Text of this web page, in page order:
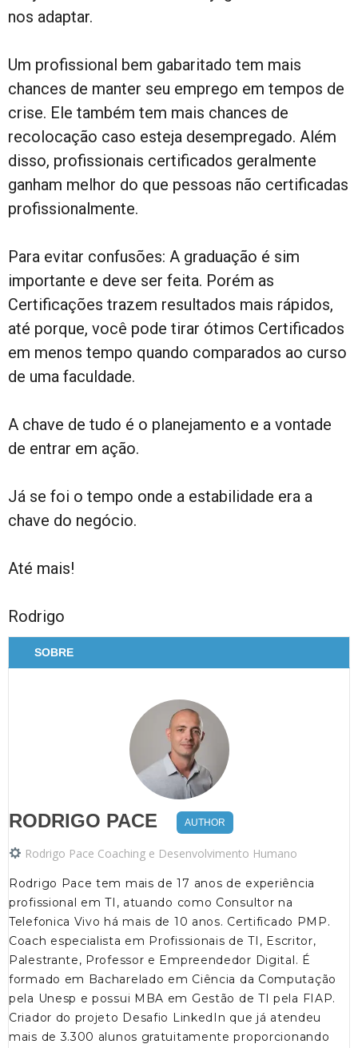
nos adaptar.
Um profissional bem gabaritado tem mais
chances de manter seu emprego em tempos de
crise. Ele também tem mais chances de
recolocação caso esteja desempregado. Além
disso, profissionais certificados geralmente
ganham melhor do que pessoas não certificadas
profissionalmente.
Para evitar confusões: A graduação é sim
importante e deve ser feita. Porém as
Certificações trazem resultados mais rápidos,
até porque, você pode tirar ótimos Certificados
em menos tempo quando comparados ao curso
de uma faculdade.
A chave de tudo é o planejamento e a vontade
de entrar em ação.
Já se foi o tempo onde a estabilidade era a
chave do negócio.
Até mais!
Rodrigo
SOBRE
RODRIGO PACE AUTHOR
Rodrigo Pace Coaching e Desenvolvimento Humano
Rodrigo Pace tem mais de 17 anos de experiência
profissional em TI, atuando como Consultor na
Telefonica Vivo há mais de 10 anos. Certificado PMP.
Coach especialista em Profissionais de TI, Escritor,
Palestrante, Professor e Empreendedor Digital. É
formado em Bacharelado em Ciência da Computação
pela Unesp e possui MBA em Gestão de TI pela FIAP.
Criador do projeto Desafio LinkedIn que já atendeu
mais de 3.300 alunos gratuitamente proporcionando